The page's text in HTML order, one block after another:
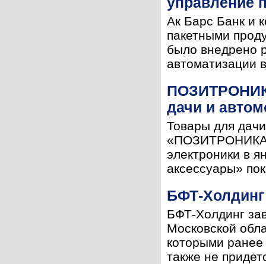
Ак Барс Банк и
пакетными
было внедрено
автоматизации
дачи и
Товары для
«ПОЗИТРОНИКА»
электроники в
аксессуары»
БФТ-
БФТ-Холдинг
Московской
которыми
также не